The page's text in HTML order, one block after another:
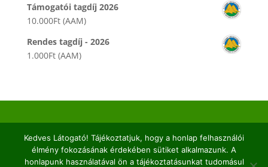
Támogatói tagdíj 2026
10.000Ft (AAM)
Rendes tagdíj - 2026
1.000Ft (AAM)
2026© Kaptárkő Egyesület | Email:info@kaptarko.hu
|Adatkezelés|Impresszum |Web:VERTICAL
Kedves Látogató! Tájékoztatjuk, hogy a honlap felhasználói
élmény fokozásának érdekében sütiket alkalmazunk. A
honlapunk használatával ön a tájékoztatásunkat tudomásul